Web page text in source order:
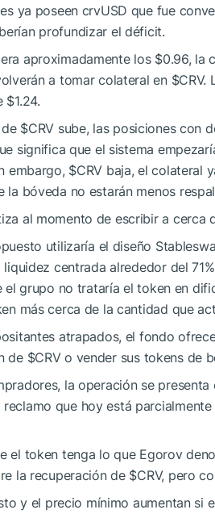
ya poseen crvUSD que fue
profundizar el déficit.
aproximadamente los $0.96, la
a tomar colateral en $CRV.
$1.24.
$CRV sube, las posiciones con
significa que el sistema
embargo, $CRV baja, el colateral
la bóveda no estarán menos
al momento de escribir a cerca
utilizaría el diseño
liquidez centrada alrededor del
el grupo no trataría el token en
más cerca de la cantidad que
atrapados, el fondo
de $CRVo vender sus tokens de
la operación se
reclamo que hoy está
el token tenga lo que Egorov
la recuperación de $CRV, pero
y el precio mínimo aumentan si